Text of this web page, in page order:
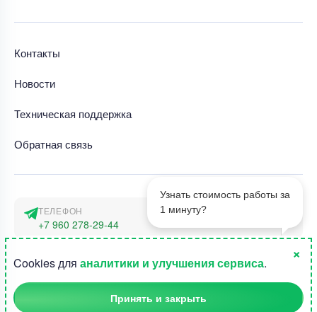
1
Узнать стоимость работы за
1 минуту?
Контакты
Новости
Техническая поддержка
Обратная связь
ТЕЛЕФОН
+7 960 278-29-44
г. Москва, наб. Тараса Шевченко 23а
Cookies для аналитики и улучшения сервиса.
×
Принять и закрыть